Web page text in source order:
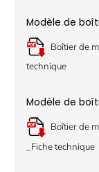
Modèle de
Boîtier de
technique
Modèle de
Boîtier de
_Fiche technique